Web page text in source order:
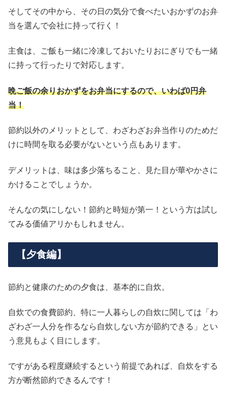
そしてその中から、その日の気分で食べたいおかずのお弁
当を選んで会社に持って行く！
主食は、ご飯も一緒に冷凍しておいたりおにぎりでも一緒
に持って行ったりで対応します。
晩ご飯の余りおかずをお弁当にするので、いわば0円弁
当！
節約以外のメリットとして、わざわざお弁当作りのためだ
けに時間を取る必要がないという点もあります。
デメリットは、味は多少落ちること、見た目が華やかさに
かけることでしょうか。
そんなの気にしない！節約と時短が第一！という方は試し
てみる価値アリかもしれません。
【夕食編】
節約と健康のための夕食は、基本的に自炊。
自炊での食費節約、特に一人暮らしの自炊に関しては「わ
ざわざ一人分を作るなら自炊しない方が節約できる」とい
う意見もよく目にします。
ですがある程度継続するという前提であれば、自炊をする
方が断然節約できるんです！